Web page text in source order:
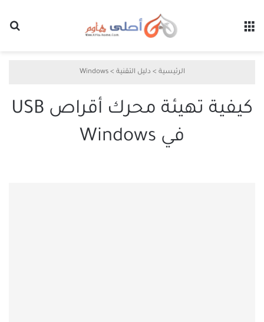
الرئيسية > دليل التقنية >
Windows
كيفية تهيئة محرك أقراص USB
في Windows